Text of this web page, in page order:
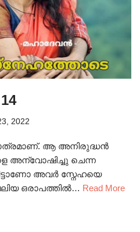
2022
ആ അനിരുദ്ധൻ
അന്വോഷിച്ചു ചെന്ന
അവർ സ്നേഹയെ
ഒരാപത്തിൽ… Read More